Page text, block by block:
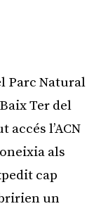
Parc Natural
Ter del
l’ACN
als
cap
un